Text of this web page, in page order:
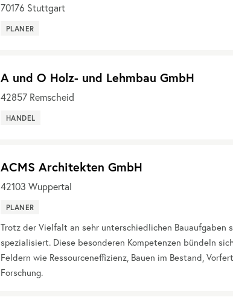
70176 Stuttgart
PLANER
A und O Holz- und Lehmbau GmbH
42857 Remscheid
HANDEL
ACMS Architekten GmbH
42103 Wuppertal
PLANER
Trotz der Vielfalt an sehr unterschiedlichen Bauaufgaben
spezialisiert. Diese besonderen Kompetenzen bündeln
Feldern wie Ressourceneffizienz, Bauen im Bestand,
Forschung.